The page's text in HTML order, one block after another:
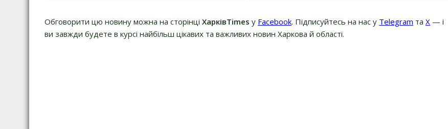
Обговорити цю новину можна на сторінці ХарківTimes у Facebook. Підписуйтесь на нас у Telegram та Х — і
ви завжди будете в курсі найбільш цікавих та важливих новин Харкова й області.